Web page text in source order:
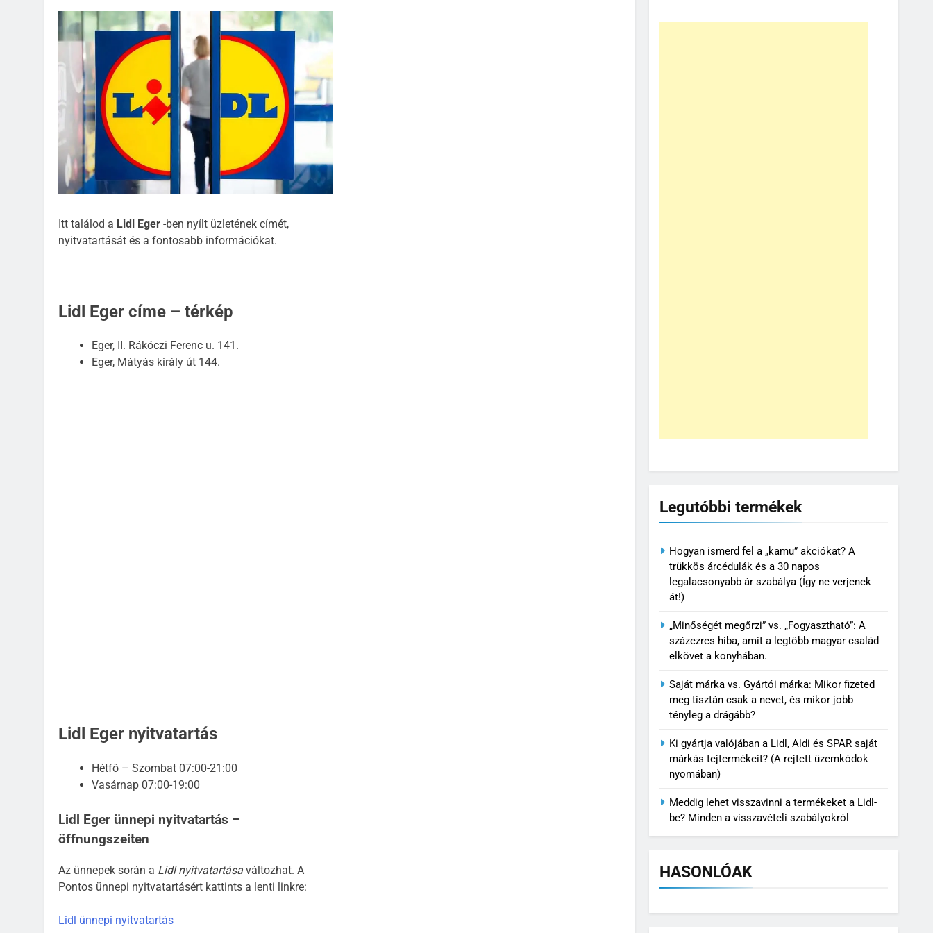
Itt találod a Lidl Eger -ben nyílt üzletének címét,
nyitvatartását és a fontosabb információkat.
Lidl Eger címe – térkép
Eger, II. Rákóczi Ferenc u. 141.
Eger, Mátyás király út 144.
Lidl Eger nyitvatartás
Hétfő – Szombat 07:00-21:00
Vasárnap 07:00-19:00
Lidl Eger ünnepi nyitvatartás –
öffnungszeiten
Az ünnepek során a Lidl nyitvatartása változhat. A
Pontos ünnepi nyitvatartásért kattints a lenti linkre:
Lidl ünnepi nyitvatartás
Legutóbbi termékek
Hogyan ismerd fel a „kamu” akciókat? A
trükkös árcédulák és a 30 napos
legalacsonyabb ár szabálya (Így ne verjenek
át!)
„Minőségét megőrzi” vs. „Fogyasztható”: A
százezres hiba, amit a legtöbb magyar család
elkövet a konyhában.
Saját márka vs. Gyártói márka: Mikor fizeted
meg tisztán csak a nevet, és mikor jobb
tényleg a drágább?
Ki gyártja valójában a Lidl, Aldi és SPAR saját
márkás tejtermékeit? (A rejtett üzemkódok
nyomában)
Meddig lehet visszavinni a termékeket a Lidl-
be? Minden a visszavételi szabályokról
HASONLÓAK